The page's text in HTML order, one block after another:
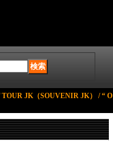
TOUR JK（SOUVENIR JK） / “ O